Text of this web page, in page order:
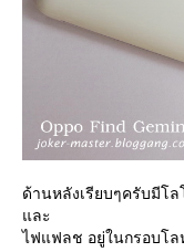
ด้านหลังเรียบๆครับมีโ
ละ
ไฟแฟลช อยู่ในกรอบโล